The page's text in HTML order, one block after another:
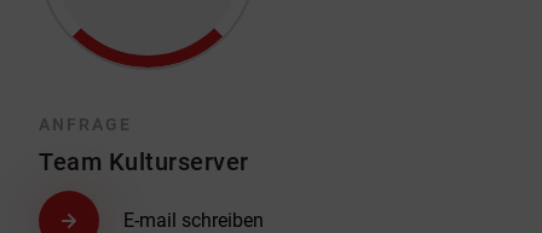
ANFRAGE
Team Kulturserver
E-mail schreiben